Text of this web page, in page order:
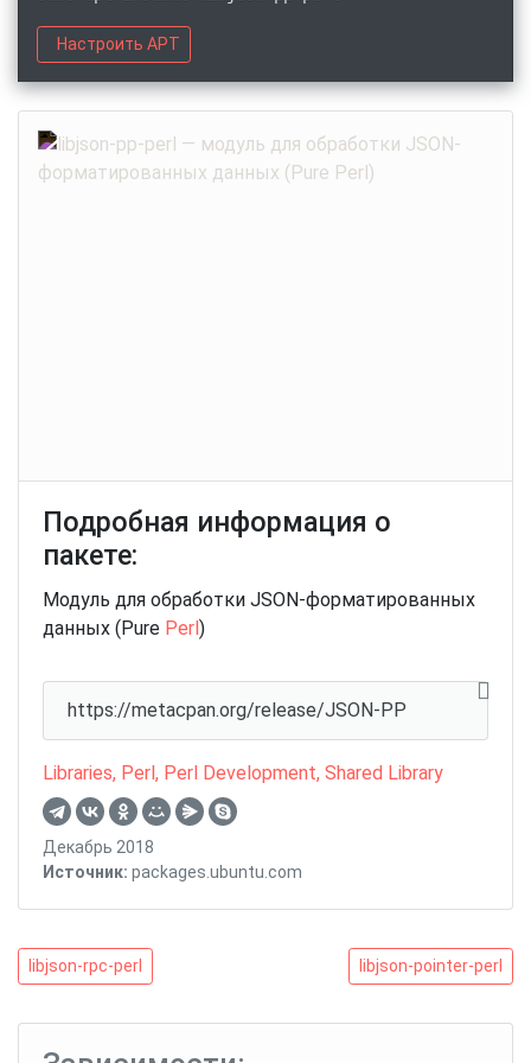
Настроить APT
Подробная информация о
пакете:
Модуль для обработки JSON-форматированных
данных (Pure Perl)
https://metacpan.org/release/JSON-PP
Libraries, Perl, Perl Development, Shared Library
Декабрь 2018
Источник: packages.ubuntu.com
Навигация
записям
libjson-
rpc-
perl
libjson-rpc-perl
libjson-
pointer-
perl
libjson-pointer-perl